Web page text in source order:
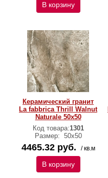
В корзину
Керамический гранит
La fabbrica Thrill Walnut
Naturale 50х50
Код товара:1301
Размер: 50х50
4465.32 руб. / кв.м
В корзину